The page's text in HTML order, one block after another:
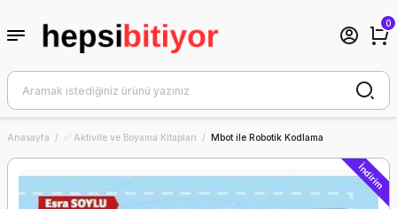
0
Anasayfa ✅ Aktivite ve Boyama Kitapları Mbot ile Robotik Kodlama
İndirim